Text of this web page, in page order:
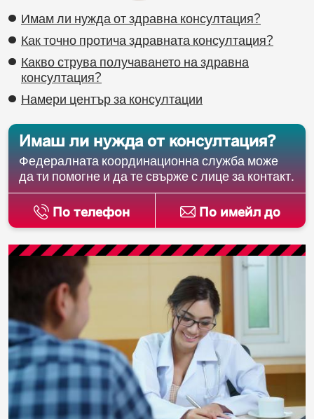
Имам ли нужда от здравна консултация?
Как точно протича здравната консултация?
Какво струва получаването на здравна
консултация?
Намери център за консултации
Имаш ли нужда от консултация?
Федералната координационна служба може
да ти помогне и да те свърже с лице за контакт.
По телефон По имейл до